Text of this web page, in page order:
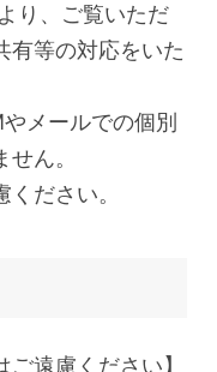
り、ご覧いただ
有等の対応をいた
メールでの個別
ん。
ださい。
ご遠慮ください】